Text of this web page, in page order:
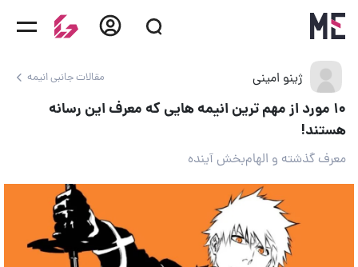
ژینو امینی مقالات جانبی انیمه
۱۰ مورد از مهم ترین انیمه هایی که معرف این رسانه
هستند!
معرف گذشته و الهام‌بخش آینده